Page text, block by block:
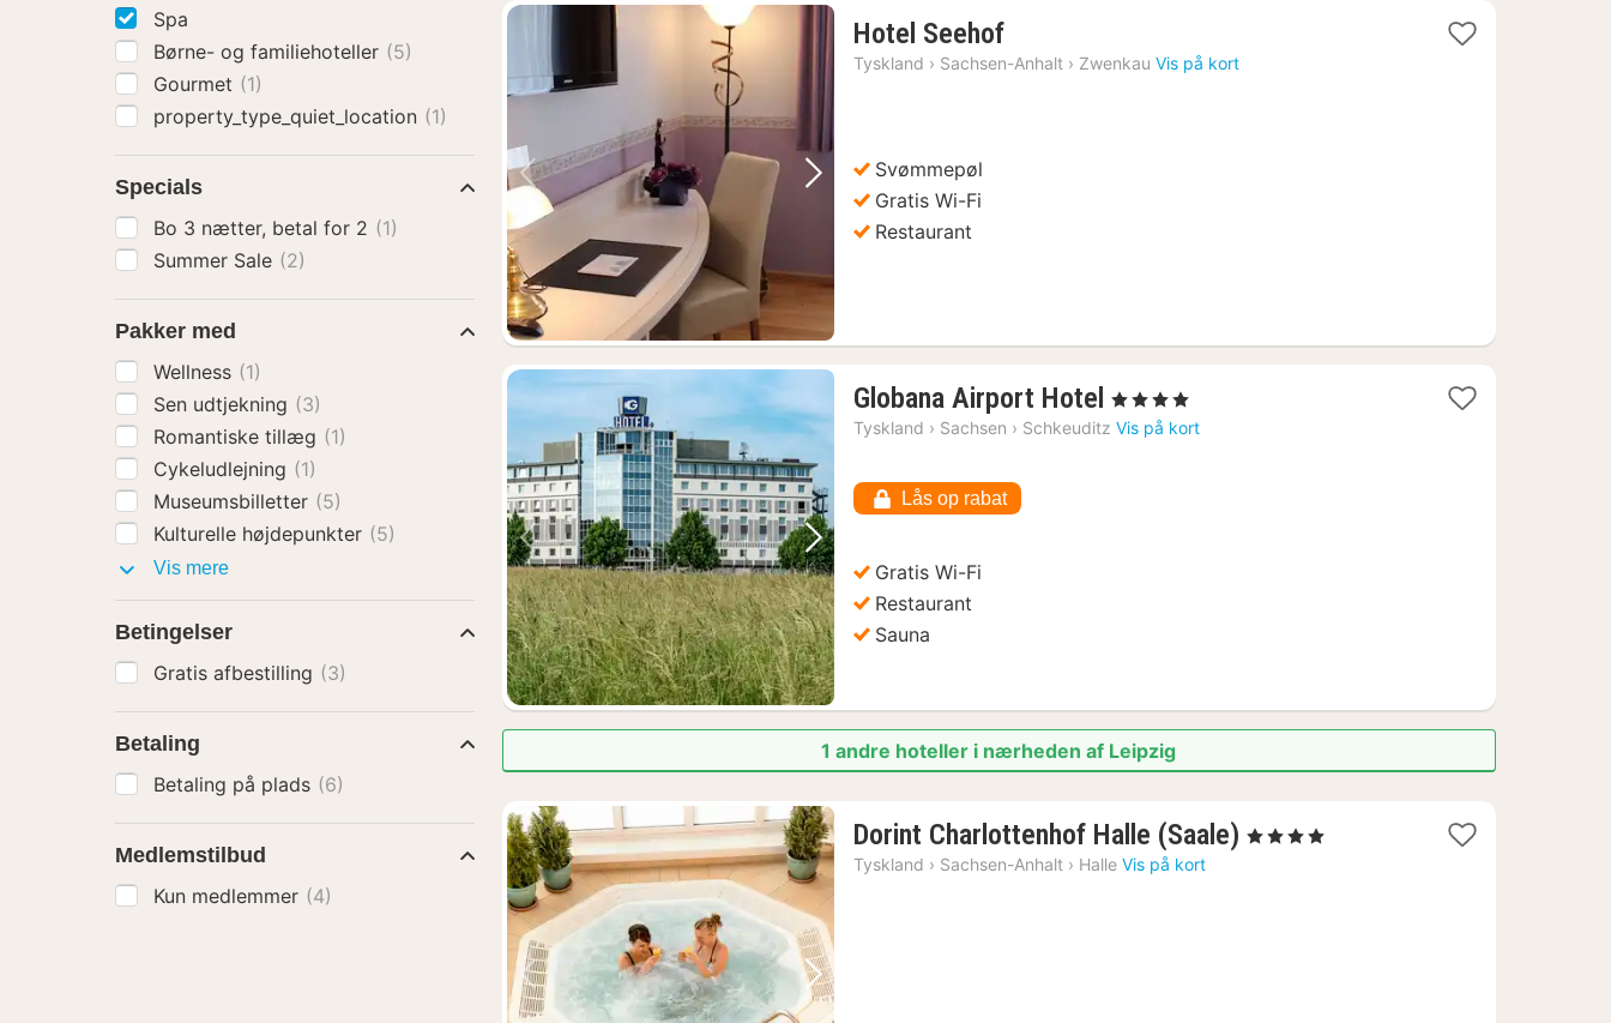
Forrige billede Næste billede
Hotel Seehof1
nat
Tyskland › Sachsen-Anhalt › Zwenkau Vis på kort
Svømmepøl
Gratis Wi-Fi
Restaurant
Forrige billede Næste billede
Globana Airport Hotel 1
nat
, 4 Stjerner
Tyskland › Sachsen › Schkeuditz Vis på kort
Lås op rabat
Gratis Wi-Fi
Restaurant
Sauna
1 andre hoteller i nærheden af Leipzig
Forrige billede Næste billede
Dorint Charlottenhof Halle (Saale) 1
, 4 Stjerner
Tyskland › Sachsen-Anhalt › Halle Vis på kort
Spa
Børne- og familiehoteller (5)
Gourmet (1)
property_type_quiet_location (1)
Specials
Bo 3 nætter, betal for 2 (1)
Summer Sale (2)
Pakker med
Wellness (1)
Sen udtjekning (3)
Romantiske tillæg (1)
Cykeludlejning (1)
Museumsbilletter (5)
Kulturelle højdepunkter (5)
Vis merePakker
Betingelser
Gratis afbestilling (3)
Betaling
Betaling på plads (6)
Medlemstilbud
Kun medlemmer (4)